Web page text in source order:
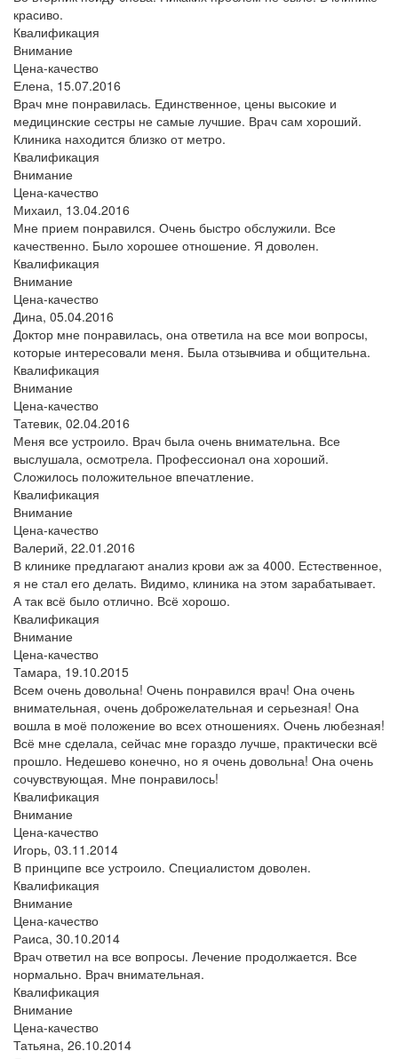
красиво.
Квалификация
Внимание
Цена-качество
Елена, 15.07.2016
Врач мне понравилась. Единственное, цены высокие и
медицинские сестры не самые лучшие. Врач сам хороший.
Клиника находится близко от метро.
Квалификация
Внимание
Цена-качество
Михаил, 13.04.2016
Мне прием понравился. Очень быстро обслужили. Все
качественно. Было хорошее отношение. Я доволен.
Квалификация
Внимание
Цена-качество
Дина, 05.04.2016
Доктор мне понравилась, она ответила на все мои вопросы,
которые интересовали меня. Была отзывчива и общительна.
Квалификация
Внимание
Цена-качество
Татевик, 02.04.2016
Меня все устроило. Врач была очень внимательна. Все
выслушала, осмотрела. Профессионал она хороший.
Сложилось положительное впечатление.
Квалификация
Внимание
Цена-качество
Валерий, 22.01.2016
В клинике предлагают анализ крови аж за 4000. Естественное,
я не стал его делать. Видимо, клиника на этом зарабатывает.
А так всё было отлично. Всё хорошо.
Квалификация
Внимание
Цена-качество
Тамара, 19.10.2015
Всем очень довольна! Очень понравился врач! Она очень
внимательная, очень доброжелательная и серьезная! Она
вошла в моё положение во всех отношениях. Очень любезная!
Всё мне сделала, сейчас мне гораздо лучше, практически всё
прошло. Недешево конечно, но я очень довольна! Она очень
сочувствующая. Мне понравилось!
Квалификация
Внимание
Цена-качество
Игорь, 03.11.2014
В принципе все устроило. Специалистом доволен.
Квалификация
Внимание
Цена-качество
Раиса, 30.10.2014
Врач ответил на все вопросы. Лечение продолжается. Все
нормально. Врач внимательная.
Квалификация
Внимание
Цена-качество
Татьяна, 26.10.2014